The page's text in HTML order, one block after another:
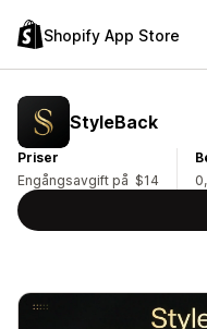
Shopify App Store
StyleBack
Priser
Engångsavgift på $14